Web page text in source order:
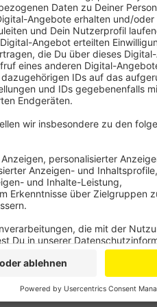
Der Tierarzt hatte demnach
Fische hatten wohl auch
wohl in Deutschland nicht
Teichbesitzer fordert nun nach
Erstattung der Arztrechnung
Er wirft dem Arzt einen groben
den Mann über die Risiken
losgehen. CM
Anzeige